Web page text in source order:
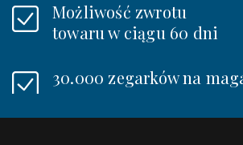
Możliwość zwrotu
towaru w ciągu 60 dni
30.000 zegarków na